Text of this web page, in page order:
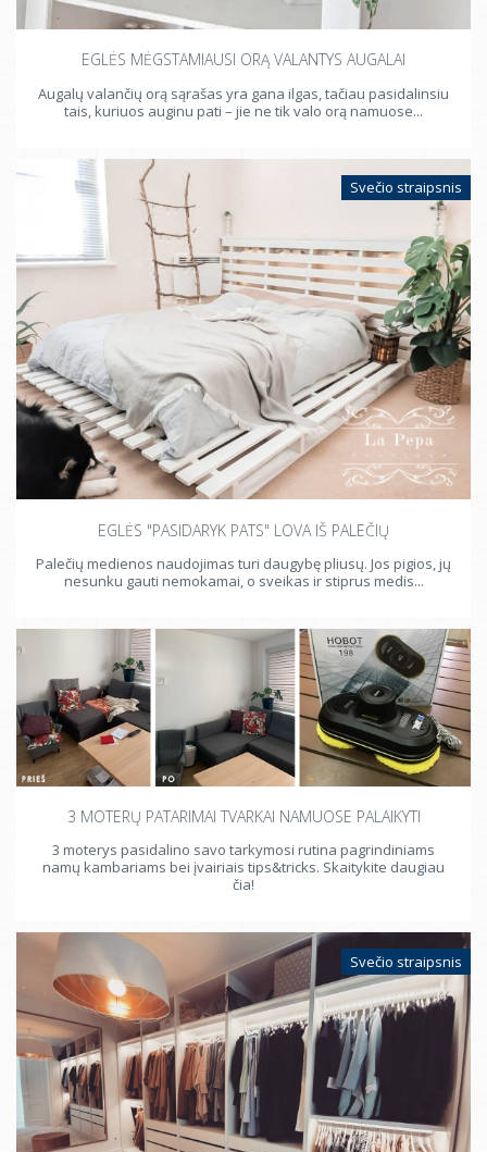
EGLĖS MĖGSTAMIAUSI ORĄ VALANTYS AUGALAI
Augalų valančių orą sąrašas yra gana ilgas, tačiau pasidalinsiu
tais, kuriuos auginu pati – jie ne tik valo orą namuose...
Svečio straipsnis
EGLĖS "PASIDARYK PATS" LOVA IŠ PALEČIŲ
Palečių medienos naudojimas turi daugybę pliusų. Jos pigios, jų
nesunku gauti nemokamai, o sveikas ir stiprus medis...
3 MOTERŲ PATARIMAI TVARKAI NAMUOSE PALAIKYTI
3 moterys pasidalino savo tarkymosi rutina pagrindiniams
namų kambariams bei įvairiais tips&tricks. Skaitykite daugiau
čia!
Svečio straipsnis